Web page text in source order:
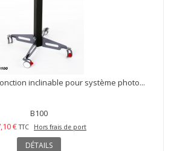
inclinable pour système photo...
B100
€ TTC Hors frais de port
DÉTAILS